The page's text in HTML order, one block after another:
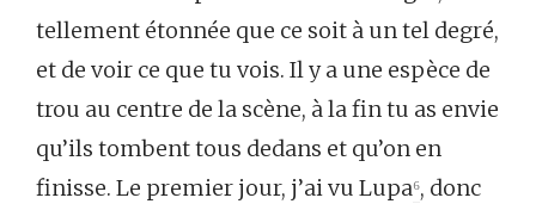
tellement étonnée que ce soit à un tel degré,
et de voir ce que tu vois. Il y a une espèce de
trou au centre de la scène, à la fin tu as envie
qu’ils tombent tous dedans et qu’on en
finisse. Le premier jour, j’ai vu Lupa⁶, donc